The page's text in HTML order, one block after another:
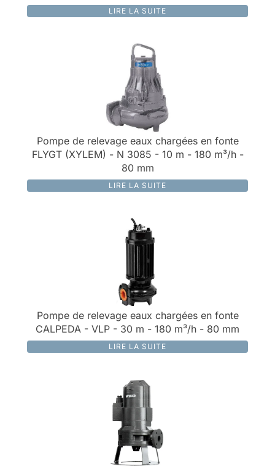
LIRE LA SUITE
Pompe de relevage eaux chargées en fonte
FLYGT (XYLEM) - N 3085 - 10 m - 180 m³/h -
80 mm
LIRE LA SUITE
Pompe de relevage eaux chargées en fonte
CALPEDA - VLP - 30 m - 180 m³/h - 80 mm
LIRE LA SUITE